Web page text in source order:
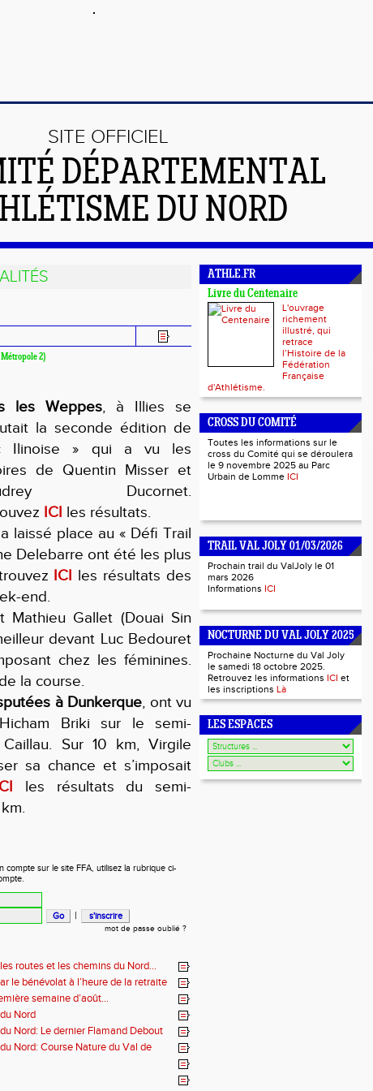
SITE OFFICIEL
DÉPARTEMENTAL
DU NORD
2)
les Weppes, à Illies se
la seconde édition de
Ilinoise » qui a vu les
de Quentin Misser et
Ducornet.
ICI les résultats.
a laissé place au « Défi Trail
Delebarre ont été les plus
ICI les résultats des
end.
Mathieu Gallet (Douai Sin
devant Luc Bedouret
chez les féminines.
la course.
à Dunkerque, ont vu
Briki sur le semi-
Sur 10 km, Virgile
sa chance et s’imposait
les résultats du semi-
sur le site FFA, utilisez la rubrique ci-
|
mot de passe oublié ?
routes et les chemins du Nord…
le bénévolat à l’heure de la retraite
semaine d’août…
Nord
Nord: Le dernier Flamand Debout
Nord: Course Nature du Val de
ATHLE.FR
Livre du Centenaire
L'ouvrage
richement
illustré, qui
retrace
l’Histoire de la
Fédération
Française
d'Athlétisme.
CROSS DU COMITÉ
Toutes les informations sur le
cross du Comité qui se déroulera
le 9 novembre 2025 au Parc
Urbain de Lomme ICI
TRAIL VAL JOLY 01/03/2026
Prochain trail du ValJoly le 01
mars 2026
Informations ICI
NOCTURNE DU VAL JOLY 2025
Prochaine Nocturne du Val Joly
le samedi 18 octobre 2025.
Retrouvez les informations ICI et
les inscriptions Là
LES ESPACES